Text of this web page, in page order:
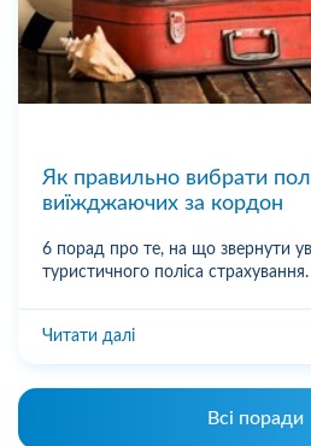
Як правильно вибрати
виїжджаючих за кордон
6 порад про те, на що звернути
туристичного поліса страхування.
Читати далі
Всі поради